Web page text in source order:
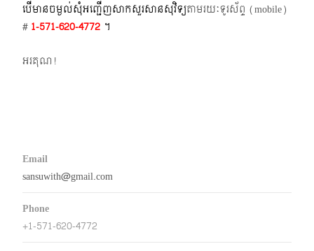
បើមានចម្ងល់​សុំអញ្ជើញសាកសួរសានសុវិទ្យតាមរយៈទូរស័ព្ទ​ (mobile)​
# 1-571-620-4772​ ។
អរគុណ!
Email
sansuwith@gmail.com
Phone
+1-571-620-4772